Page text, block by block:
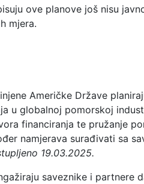
ove planove još nisu
mjera.
Američke Države
u globalnoj pomorskoj
financiranja te pružanje
namjerava surađivati sa
19.03.2025.
saveznike i partnere